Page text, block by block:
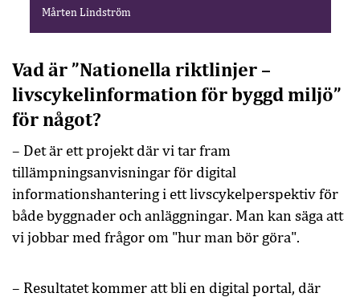
Mårten Lindström
Vad är ”Nationella riktlinjer –
livscykelinformation för byggd miljö”
för något?
– Det är ett projekt där vi tar fram
tillämpningsanvisningar för digital
informationshantering i ett livscykelperspektiv för
både byggnader och anläggningar. Man kan säga att
vi jobbar med frågor om "hur man bör göra".
– Resultatet kommer att bli en digital portal, där